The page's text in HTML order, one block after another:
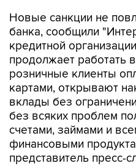
Новые санкции не
банка, сообщили
кредитной
продолжает работать
розничные клиенты
картами, открывают
вклады без
без всяких проблем
счетами, займами и
финансовыми
представитель пресс-